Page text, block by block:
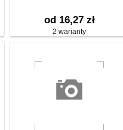
od 16,27 zł
2 warianty